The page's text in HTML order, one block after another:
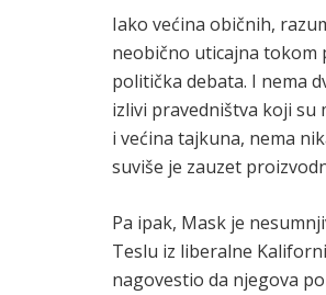
Iako većina običnih,
neobično uticajna tokom
politička debata. I nema
izlivi pravedništva koji su
i većina tajkuna, nema
suviše je zauzet
Pa ipak, Mask je
Teslu iz liberalne
nagovestio da njegova